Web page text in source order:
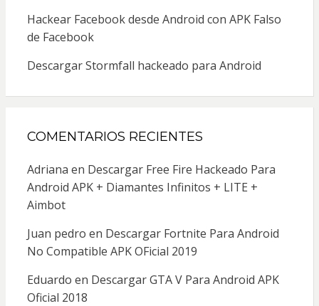
Hackear Facebook desde Android con APK Falso
de Facebook
Descargar Stormfall hackeado para Android
COMENTARIOS RECIENTES
Adriana en Descargar Free Fire Hackeado Para
Android APK + Diamantes Infinitos + LITE +
Aimbot
Juan pedro en Descargar Fortnite Para Android
No Compatible APK OFicial 2019
Eduardo en Descargar GTA V Para Android APK
Oficial 2018